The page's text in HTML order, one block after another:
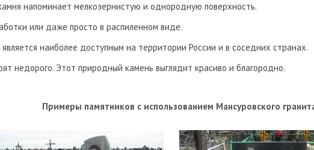
напоминает мелкозернистую и однородную поверхность.
или даже просто в распиленном виде.
наиболее доступным на территории России и в соседних странах.
недорого. Этот природный камень выглядит красиво и благородно.
Примеры памятников с использованием Мансуровского